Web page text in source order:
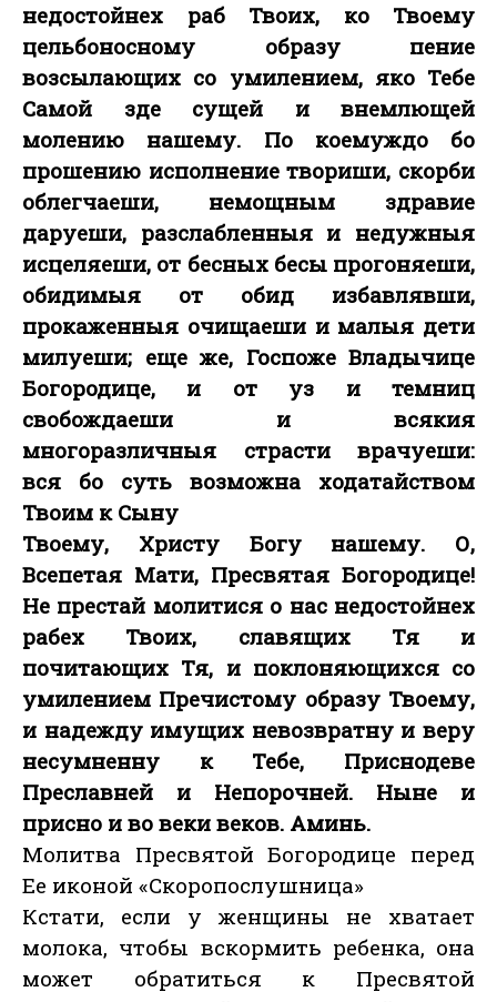
недостойнех раб Твоих, ко Твоему
цельбоносному образу пение
возсылающих со умилением, яко Тебе
Самой зде сущей и внемлющей
молению нашему. По коемуждо бо
прошению исполнение твориши, скорби
облегчаеши, немощным здравие
даруеши, разслабленныя и недужныя
исцеляеши, от бесных бесы прогоняеши,
обидимыя от обид избавлявши,
прокаженныя очищаеши и малыя дети
милуеши; еще же, Госпоже Владычице
Богородице, и от уз и темниц
свобождаеши и всякия
многоразличныя страсти врачуеши:
вся бо суть возможна ходатайством
Твоим к Сыну
Твоему, Христу Богу нашему. О,
Всепетая Мати, Пресвятая Богородице!
Не престай молитися о нас недостойнех
рабех Твоих, славящих Тя и
почитающих Тя, и поклоняющихся со
умилением Пречистому образу Твоему,
и надежду имущих невозвратну и веру
несумненну к Тебе, Приснодеве
Преславней и Непорочней. Ныне и
присно и во веки веков. Аминь.
Молитва Пресвятой Богородице перед
Ее иконой «Скоропослушница»
Кстати, если у женщины не хватает
молока, чтобы вскормить ребенка, она
может обратиться к Пресвятой